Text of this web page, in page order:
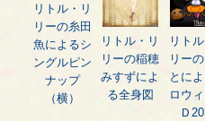
リトル・リ
リーの糸田
魚によるシ
ングルピン
ナップ
（横）
リトル・リ
リーの稲穂
みすずによ
る全身図
リト
リー
とに
ロウ
Ｄ